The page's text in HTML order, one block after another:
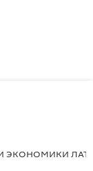
ЭКОНОМИКИ